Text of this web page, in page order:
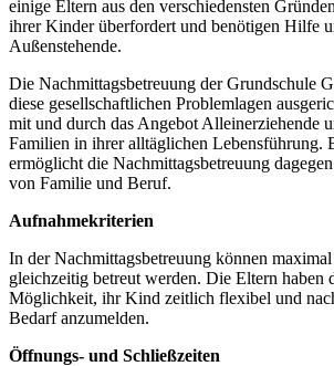
einige Eltern aus den verschiedensten
ihrer Kinder überfordert und benötigen Hilfe
Außenstehende.
Die Nachmittagsbetreuung der Grundschule
diese gesellschaftlichen Problemlagen
mit und durch das Angebot Alleinerziehende
Familien in ihrer alltäglichen Lebensführung.
ermöglicht die Nachmittagsbetreuung
von Familie und Beruf.
Aufnahmekriterien
In der Nachmittagsbetreuung können
gleichzeitig betreut werden. Die Eltern haben
Möglichkeit, ihr Kind zeitlich flexibel und
Bedarf anzumelden.
Öffnungs- und Schließzeiten